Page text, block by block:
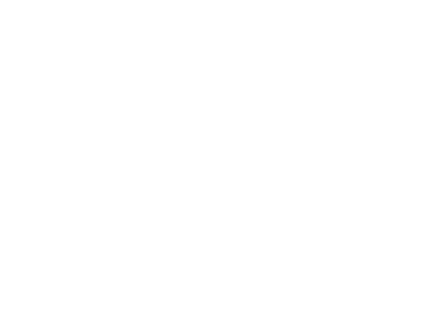
za jego wskazówkami ...
na rozwiązania innowacyjne, niestandardowe ...